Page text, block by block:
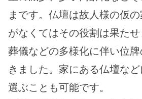
まです。仏壇は故人様の仮
がなくてはその役割は果たせ
葬儀などの多様化に伴い位
きました。家にある仏壇な
選ぶことも可能です。